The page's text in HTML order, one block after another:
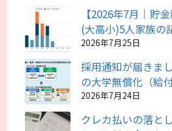
【2026年7月｜貯
(大高小)5人家族の
2026年7月25日
採用通知が届きま
の大学無償化（給
2026年7月24日
クレカ払いの落と